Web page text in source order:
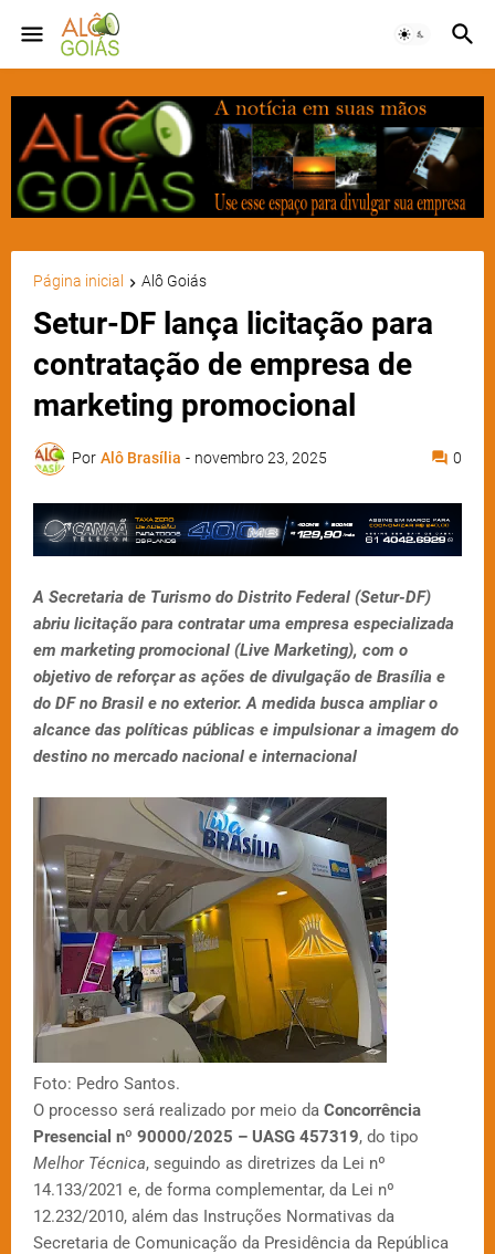
Página inicial Alô Goiás
Setur-DF lança licitação para
contratação de empresa de
marketing promocional
Por Alô Brasília - novembro 23, 2025 0
A Secretaria de Turismo do Distrito Federal (Setur-DF)
abriu licitação para contratar uma empresa especializada
em marketing promocional (Live Marketing), com o
objetivo de reforçar as ações de divulgação de Brasília e
do DF no Brasil e no exterior. A medida busca ampliar o
alcance das políticas públicas e impulsionar a imagem do
destino no mercado nacional e internacional
Foto: Pedro Santos.
O processo será realizado por meio da Concorrência
Presencial nº 90000/2025 – UASG 457319, do tipo
Melhor Técnica, seguindo as diretrizes da Lei nº
14.133/2021 e, de forma complementar, da Lei nº
12.232/2010, além das Instruções Normativas da
Secretaria de Comunicação da Presidência da República